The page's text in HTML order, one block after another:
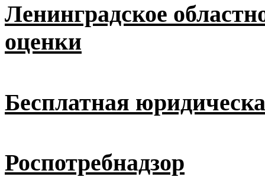
Ленинградское
оценки
Бесплатная
Роспотребнадзор